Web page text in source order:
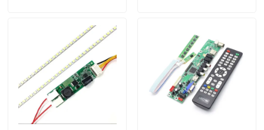
Σχετικά με εμάς
Επισκεψή εργοστασίου
Έλεγχος Ποιότητας